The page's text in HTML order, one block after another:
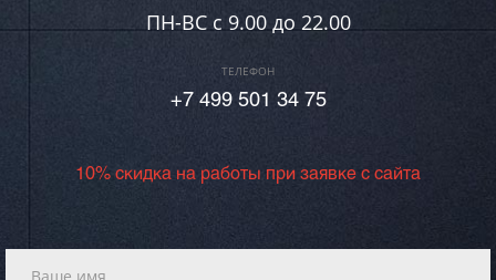
ПН-ВC c 9.00 до 22.00
ТЕЛЕФОН
+7 499 501 34 75
10% скидка на работы при заявке с сайта